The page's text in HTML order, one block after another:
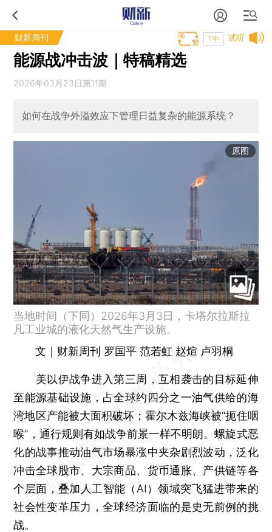
财新周刊 试听
T中
能源战冲击波｜特稿精选
2026年03月23日第11期
如何在战争外溢效应下管理日益复杂的能源系统？
原图
当地时间（下同）2026年3月3日，卡塔尔拉斯拉
凡工业城的液化天然气生产设施。
文｜财新周刊 罗国平 范若虹 赵煊 卢羽桐
美以伊战争进入第三周，互相袭击的目标延伸
至能源基础设施，占全球约四分之一油气供给的海
湾地区产能被大面积破坏；霍尔木兹海峡被“扼住咽
喉”，通行规则有如战争前景一样不明朗。螺旋式恶
化的战事推动油气市场暴涨中夹杂剧烈波动，泛化
冲击全球股市、大宗商品、货币通胀、产供链等各
个层面，叠加人工智能（AI）领域突飞猛进带来的
社会性变革压力，全球经济面临的是史无前例的挑
战。